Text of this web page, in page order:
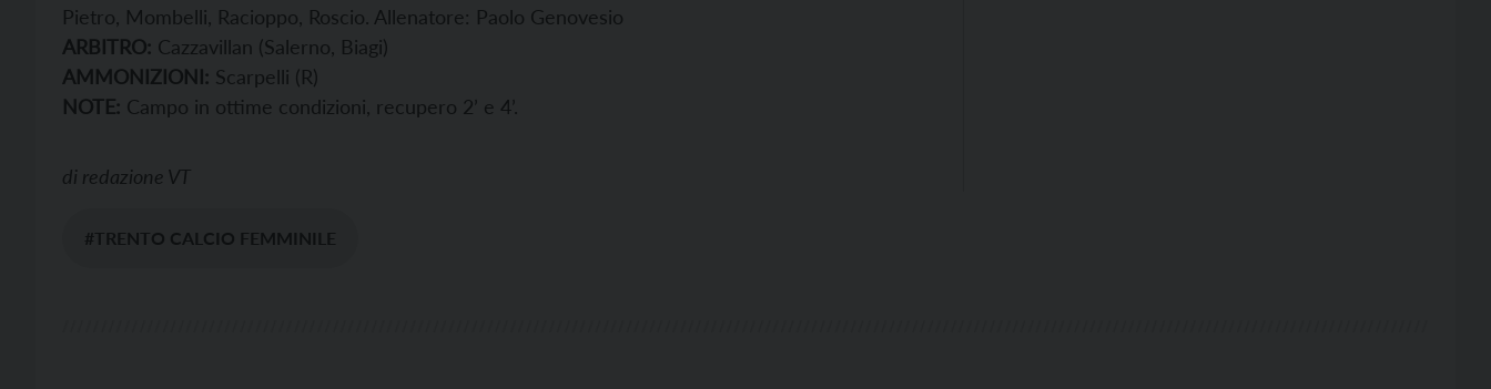
Pietro, Mombelli, Racioppo, Roscio. Allenatore: Paolo Genovesio
ARBITRO: Cazzavillan (Salerno, Biagi)
AMMONIZIONI: Scarpelli (R)
NOTE: Campo in ottime condizioni, recupero 2’ e 4’.
di redazione VT
#TRENTO CALCIO FEMMINILE